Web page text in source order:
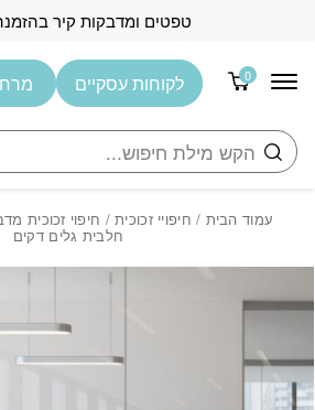
טפטים ומדבקות קיר בהזמנה
0
חיפוש
לקוחות עסקיים
עמוד הבית / חיפויי זכוכית/ חיפוי זכוכית
חלבית גלים דקים